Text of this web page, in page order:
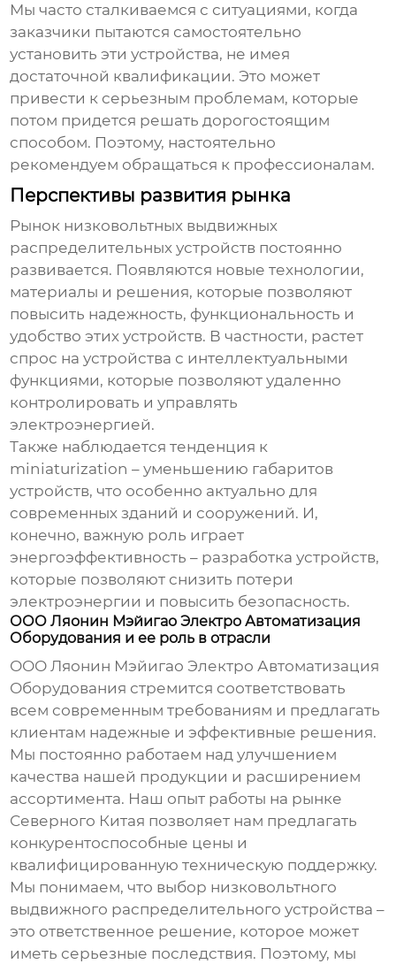
Мы часто сталкиваемся с ситуациями, когда
заказчики пытаются самостоятельно
установить эти устройства, не имея
достаточной квалификации. Это может
привести к серьезным проблемам, которые
потом придется решать дорогостоящим
способом. Поэтому, настоятельно
рекомендуем обращаться к профессионалам.
Перспективы развития рынка
Рынок низковольтных выдвижных
распределительных устройств постоянно
развивается. Появляются новые технологии,
материалы и решения, которые позволяют
повысить надежность, функциональность и
удобство этих устройств. В частности, растет
спрос на устройства с интеллектуальными
функциями, которые позволяют удаленно
контролировать и управлять
электроэнергией.
Также наблюдается тенденция к
miniaturization – уменьшению габаритов
устройств, что особенно актуально для
современных зданий и сооружений. И,
конечно, важную роль играет
энергоэффективность – разработка устройств,
которые позволяют снизить потери
электроэнергии и повысить безопасность.
ООО Ляонин Мэйигао Электро Автоматизация
Оборудования и ее роль в отрасли
ООО Ляонин Мэйигао Электро Автоматизация
Оборудования стремится соответствовать
всем современным требованиям и предлагать
клиентам надежные и эффективные решения.
Мы постоянно работаем над улучшением
качества нашей продукции и расширением
ассортимента. Наш опыт работы на рынке
Северного Китая позволяет нам предлагать
конкурентоспособные цены и
квалифицированную техническую поддержку.
Мы понимаем, что выбор низковольтного
выдвижного распределительного устройства –
это ответственное решение, которое может
иметь серьезные последствия. Поэтому, мы